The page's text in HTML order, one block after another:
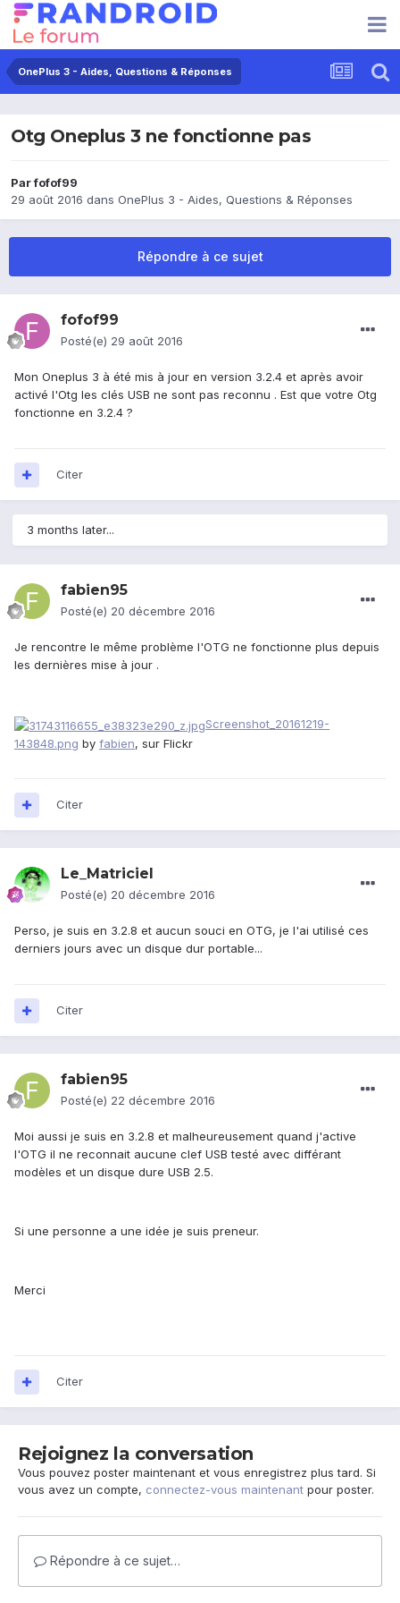
OnePlus 3 - Aides, Questions & Réponses
Otg Oneplus 3 ne fonctionne pas
Parfofof99
29 août 2016 dans OnePlus 3 - Aides, Questions & Réponses
Répondre à ce sujet
fofof99
Posté(e) 29 août 2016
Mon Oneplus 3 à été mis à jour en version 3.2.4 et après avoir
activé l'Otg les clés USB ne sont pas reconnu . Est que votre Otg
fonctionne en 3.2.4 ?
Citer
3 months later...
fabien95
Posté(e) 20 décembre 2016
Je rencontre le même problème l'OTG ne fonctionne plus depuis
les dernières mise à jour .
Screenshot_20161219-
143848.png by fabien, sur Flickr
Citer
Le_Matriciel
Posté(e) 20 décembre 2016
Perso, je suis en 3.2.8 et aucun souci en OTG, je l'ai utilisé ces
derniers jours avec un disque dur portable...
Citer
fabien95
Posté(e) 22 décembre 2016
Moi aussi je suis en 3.2.8 et malheureusement quand j'active
l'OTG il ne reconnait aucune clef USB testé avec différant
modèles et un disque dure USB 2.5.
Si une personne a une idée je suis preneur.
Merci
Citer
Rejoignez la conversation
Vous pouvez poster maintenant et vous enregistrez plus tard. Si
vous avez un compte, connectez-vous maintenant pour poster.
Répondre à ce sujet…